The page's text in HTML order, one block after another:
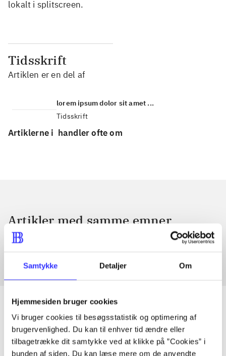
Samtykke Detaljer Om
Hjemmesiden bruger cookies
Vi bruger cookies til besøgsstatistik og optimering af
brugervenlighed. Du kan til enhver tid ændre eller
tilbagetrække dit samtykke ved at klikke på ”Cookies” i
bunden af siden. Du kan læse mere om de anvendte
lokalt i splitscreen.
Tidsskrift
Artiklen er en del af
lorem ipsum dolor sit amet ...
Tidsskrift
Artiklerne i handler ofte om
Artikler med samme emner
Fra
Artikler
Alle registrerede artikler fordelt på udgivelser